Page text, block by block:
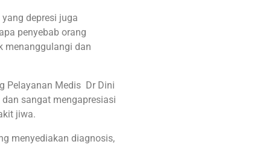
depresi juga
penyebab orang
menanggulangi dan
Pelayanan Medis Dr Dini
sangat mengapresiasi
jiwa.
menyediakan diagnosis,